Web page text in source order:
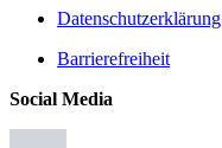
Datenschutzerklärung
Barrierefreiheit
Social Media